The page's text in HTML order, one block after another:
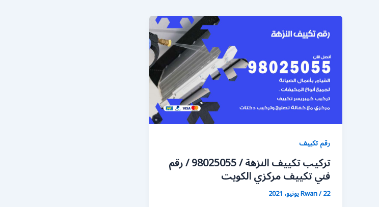
رقم تكييف
تركيب تكييف النزهة / 98025055 / رقم
فني تكييف مركزي الكويت
Rwan/22 يونيو، 2021